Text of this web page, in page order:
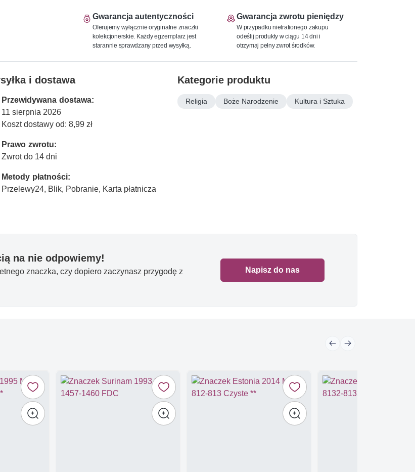
Gwarancja autentyczności
Oferujemy wyłącznie oryginalne znaczki
kolekcjonerskie. Każdy egzemplarz jest
starannie sprawdzany przed wysyłką.
Gwarancja zwrotu pieniędzy
W przypadku nietrafionego zakupu
odeślij produkty w ciągu 14 dni i
otrzymaj pełny zwrot środków.
i dostawa
Przewidywana dostawa:
11 sierpnia 2026
Koszt dostawy od: 8,99 zł
Prawo zwrotu:
Zwrot do 14 dni
Metody płatności:
Przelewy24, Blik, Pobranie, Karta płatnicza
Kategorie produktu
Religia Boże Narodzenie Kultura i Sztuka
na nie odpowiemy!
znaczka, czy dopiero zaczynasz przygodę z
Napisz do nas